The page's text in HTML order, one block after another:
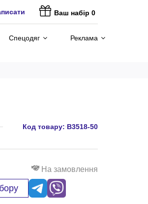
Ваш набір 0
Спецодяг Реклама
Код товару: В3518-50
На замовлення